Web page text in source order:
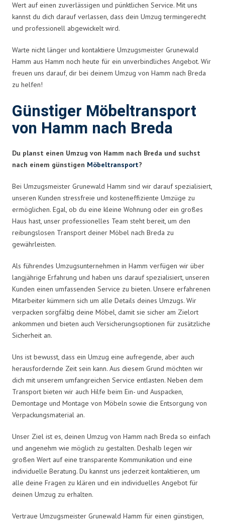
Wert auf einen zuverlässigen und pünktlichen Service. Mit uns
kannst du dich darauf verlassen, dass dein Umzug termingerecht
und professionell abgewickelt wird.
Warte nicht länger und kontaktiere Umzugsmeister Grunewald
Hamm aus Hamm noch heute für ein unverbindliches Angebot. Wir
freuen uns darauf, dir bei deinem Umzug von Hamm nach Breda
zu helfen!
Günstiger Möbeltransport
von Hamm nach Breda
Du planst einen Umzug von Hamm nach Breda und suchst
nach einem günstigen Möbeltransport?
Bei Umzugsmeister Grunewald Hamm sind wir darauf spezialisiert,
unseren Kunden stressfreie und kosteneffiziente Umzüge zu
ermöglichen. Egal, ob du eine kleine Wohnung oder ein großes
Haus hast, unser professionelles Team steht bereit, um den
reibungslosen Transport deiner Möbel nach Breda zu
gewährleisten.
Als führendes Umzugsunternehmen in Hamm verfügen wir über
langjährige Erfahrung und haben uns darauf spezialisiert, unseren
Kunden einen umfassenden Service zu bieten. Unsere erfahrenen
Mitarbeiter kümmern sich um alle Details deines Umzugs. Wir
verpacken sorgfältig deine Möbel, damit sie sicher am Zielort
ankommen und bieten auch Versicherungsoptionen für zusätzliche
Sicherheit an.
Uns ist bewusst, dass ein Umzug eine aufregende, aber auch
herausfordernde Zeit sein kann. Aus diesem Grund möchten wir
dich mit unserem umfangreichen Service entlasten. Neben dem
Transport bieten wir auch Hilfe beim Ein- und Auspacken,
Demontage und Montage von Möbeln sowie die Entsorgung von
Verpackungsmaterial an.
Unser Ziel ist es, deinen Umzug von Hamm nach Breda so einfach
und angenehm wie möglich zu gestalten. Deshalb legen wir
großen Wert auf eine transparente Kommunikation und eine
individuelle Beratung. Du kannst uns jederzeit kontaktieren, um
alle deine Fragen zu klären und ein individuelles Angebot für
deinen Umzug zu erhalten.
Vertraue Umzugsmeister Grunewald Hamm für einen günstigen,